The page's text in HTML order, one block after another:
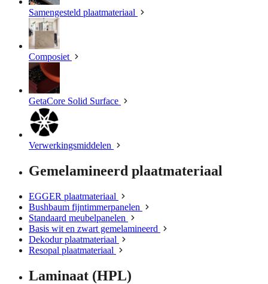
Samengesteld plaatmateriaal
Composiet
GetaCore Solid Surface
Verwerkingsmiddelen
Gemelamineerd plaatmateriaal
EGGER plaatmateriaal
Bushbaum fijntimmerpanelen
Standaard meubelpanelen
Basis wit en zwart gemelamineerd
Dekodur plaatmateriaal
Resopal plaatmateriaal
Laminaat (HPL)